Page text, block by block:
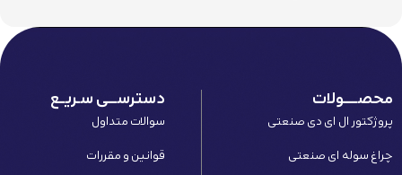
محصـــــولات
پروژکتور ال ای دی صنعتی
چراغ سوله ای صنعتی
دسترســـی سـریــع
سوالات متداول
قوانین و مقررات